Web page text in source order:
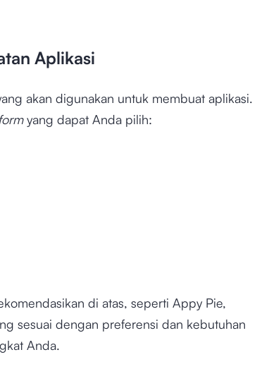
Aplikasi
akan digunakan untuk membuat aplikasi.
yang dapat Anda pilih:
di atas, seperti Appy Pie,
sesuai dengan preferensi dan kebutuhan
Anda.